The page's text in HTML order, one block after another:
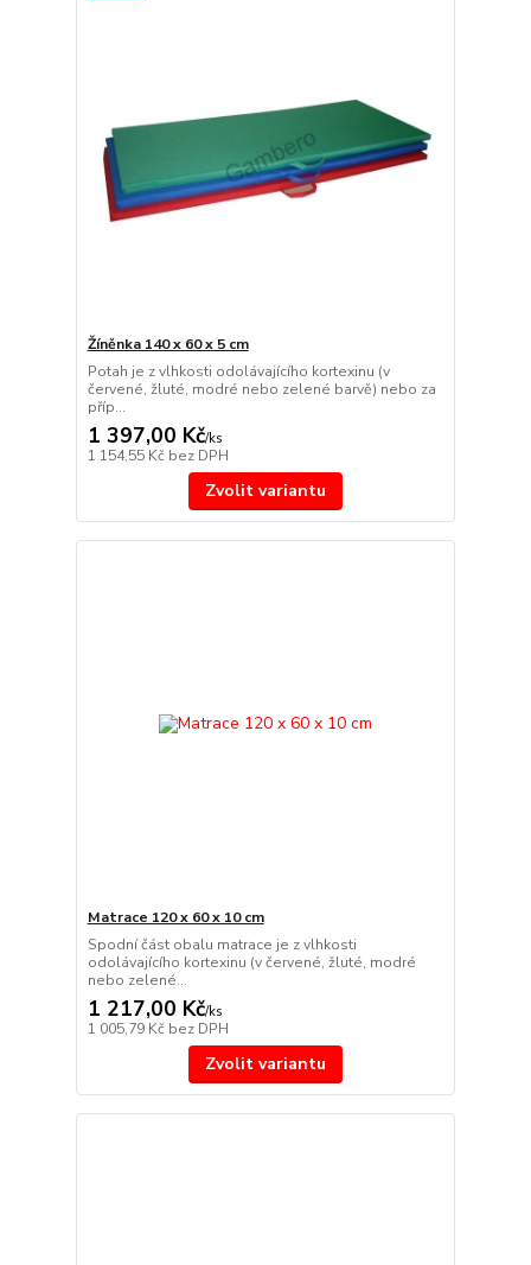
Žíněnka 140 x 60 x 5 cm
Potah je z vlhkosti odolávajícího kortexinu (v
červené, žluté, modré nebo zelené barvě) nebo za
příp...
1 397,00 Kč/ks
1 154,55 Kč bez DPH
Zvolit variantu
Matrace 120 x 60 x 10 cm
Spodní část obalu matrace je z vlhkosti
odolávajícího kortexinu (v červené, žluté, modré
nebo zelené...
1 217,00 Kč/ks
1 005,79 Kč bez DPH
Zvolit variantu